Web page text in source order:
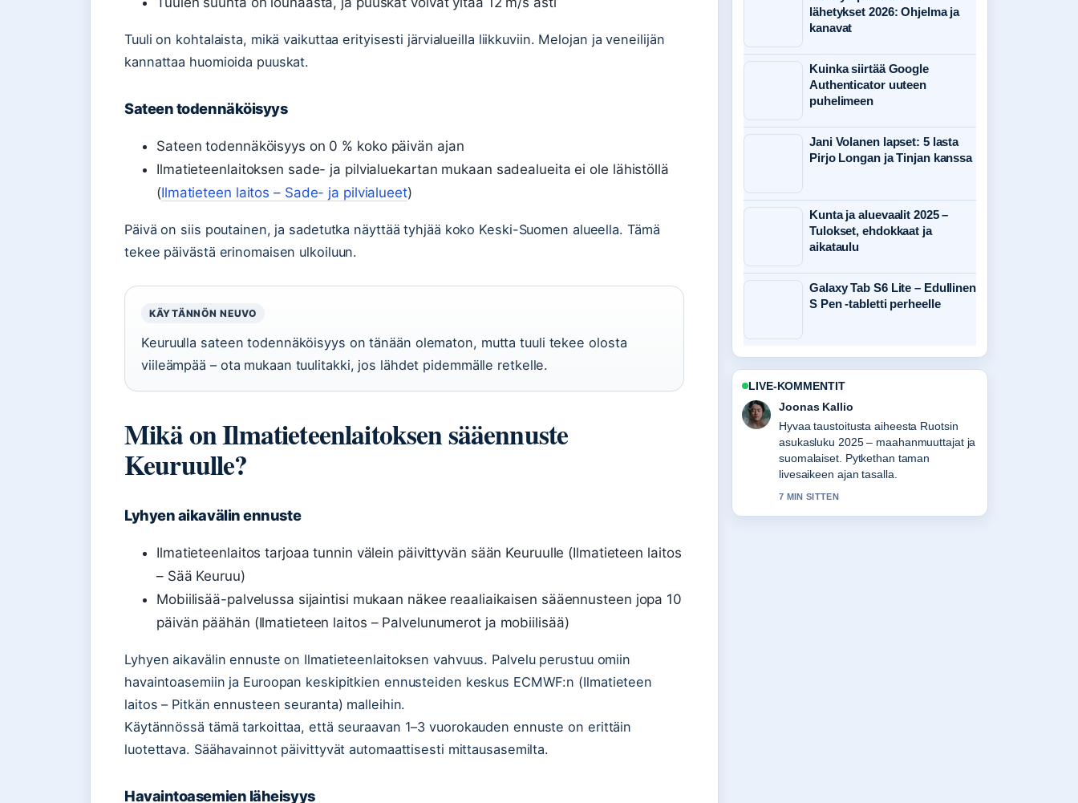
Tuuli on kohtalaista, mikä vaikuttaa erityisesti järvialueilla liikkuviin. Melojan ja veneilijän
kannattaa huomioida puuskat.
Sateen todennäköisyys
Sateen todennäköisyys on 0 % koko päivän ajan
Ilmatieteenlaitoksen sade- ja pilvialuekartan mukaan sadealueita ei ole lähistöllä
(Ilmatieteen laitos – Sade- ja pilvialueet)
Päivä on siis poutainen, ja sadetutka näyttää tyhjää koko Keski-Suomen alueella. Tämä
tekee päivästä erinomaisen ulkoiluun.
KÄYTÄNNÖN NEUVO
Keuruulla sateen todennäköisyys on tänään olematon, mutta tuuli tekee olosta
viileämpää – ota mukaan tuulitakki, jos lähdet pidemmälle retkelle.
Mikä on Ilmatieteenlaitoksen sääennuste
Keuruulle?
Lyhyen aikavälin ennuste
Ilmatieteenlaitos tarjoaa tunnin välein päivittyvän sään Keuruulle (Ilmatieteen laitos
– Sää Keuruu)
Mobiilisää-palvelussa sijaintisi mukaan näkee reaaliaikaisen sääennusteen jopa 10
päivän päähän (Ilmatieteen laitos – Palvelunumerot ja mobiilisää)
Lyhyen aikavälin ennuste on Ilmatieteenlaitoksen vahvuus. Palvelu perustuu omiin
havaintoasemiin ja Euroopan keskipitkien ennusteiden keskus ECMWF:n (Ilmatieteen
laitos – Pitkän ennusteen seuranta) malleihin.
Käytännössä tämä tarkoittaa, että seuraavan 1–3 vuorokauden ennuste on erittäin
luotettava. Säähavainnot päivittyvät automaattisesti mittausasemilta.
Havaintoasemien läheisyys
lähetykset 2026: Ohjelma ja
kanavat
Kuinka siirtää Google
Authenticator uuteen
puhelimeen
Jani Volanen lapset: 5 lasta
Pirjo Longan ja Tinjan kanssa
Kunta ja aluevaalit 2025 –
Tulokset, ehdokkaat ja
aikataulu
Galaxy Tab S6 Lite – Edullinen
S Pen -tabletti perheelle
LIVE-KOMMENTIT
Joonas Kallio
Hyvaa taustoitusta aiheesta Ruotsin
asukasluku 2025 – maahanmuuttajat ja
suomalaiset. Pytkethan taman
livesaikeen ajan tasalla.
7 MIN SITTEN